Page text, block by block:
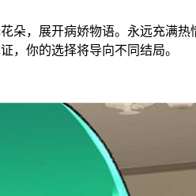
朵，展开病娇物语。永远充满
，你的选择将导向不同结局。